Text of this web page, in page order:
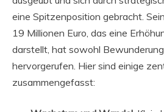
eine Spitzenposition gebracht.
19 Millionen Euro, das eine
darstellt, hat sowohl
hervorgerufen. Hier sind einige
zusammengefasst: